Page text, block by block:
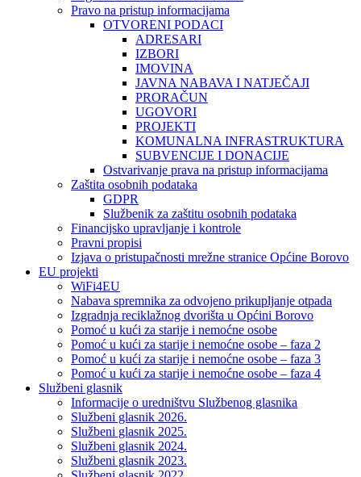
Pravo na pristup informacijama
OTVORENI PODACI
ADRESARI
IZBORI
IMOVINA
JAVNA NABAVA I NATJEČAJI
PRORAČUN
UGOVORI
PROJEKTI
KOMUNALNA INFRASTRUKTURA
SUBVENCIJE I DONACIJE
Ostvarivanje prava na pristup informacijama
Zaštita osobnih podataka
GDPR
Službenik za zaštitu osobnih podataka
Financijsko upravljanje i kontrole
Pravni propisi
Izjava o pristupačnosti mrežne stranice Općine Borovo
EU projekti
WiFi4EU
Nabava spremnika za odvojeno prikupljanje otpada
Izgradnja reciklažnog dvorišta u Općini Borovo
Pomoć u kući za starije i nemoćne osobe
Pomoć u kući za starije i nemoćne osobe – faza 2
Pomoć u kući za starije i nemoćne osobe – faza 3
Pomoć u kući za starije i nemoćne osobe – faza 4
Službeni glasnik
Informacije o uredništvu Službenog glasnika
Službeni glasnik 2026.
Službeni glasnik 2025.
Službeni glasnik 2024.
Službeni glasnik 2023.